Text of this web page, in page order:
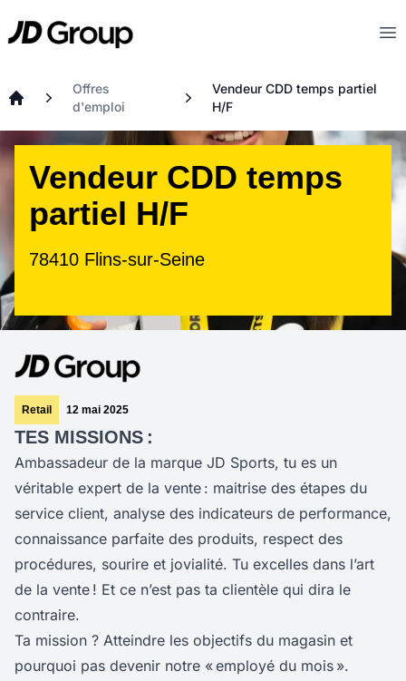
JD
Offres
d'emploi
Vendeur CDD temps partiel
H/F
Vendeur CDD temps
partiel H/F
78410 Flins-sur-Seine
Retail 12 mai 2025
TES MISSIONS :
Ambassadeur de la marque JD Sports, tu es un
véritable expert de la vente : maitrise des étapes du
service client, analyse des indicateurs de performance,
connaissance parfaite des produits, respect des
procédures, sourire et jovialité. Tu excelles dans l’art
de la vente ! Et ce n’est pas ta clientèle qui dira le
contraire.
Ta mission ? Atteindre les objectifs du magasin et
pourquoi pas devenir notre « employé du mois ».